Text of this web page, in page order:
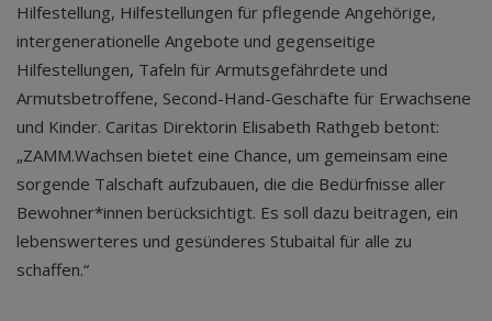
Hilfestellung, Hilfestellungen für pflegende Angehörige,
intergenerationelle Angebote und gegenseitige
Hilfestellungen, Tafeln für Armutsgefährdete und
Armutsbetroffene, Second-Hand-Geschäfte für Erwachsene
und Kinder. Caritas Direktorin Elisabeth Rathgeb betont:
„ZAMM.Wachsen bietet eine Chance, um gemeinsam eine
sorgende Talschaft aufzubauen, die die Bedürfnisse aller
Bewohner*innen berücksichtigt. Es soll dazu beitragen, ein
lebenswerteres und gesünderes Stubaital für alle zu
schaffen.“